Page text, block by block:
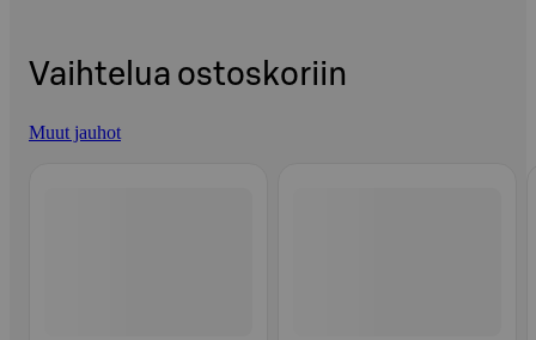
Vaihtelua ostoskoriin
Muut jauhot